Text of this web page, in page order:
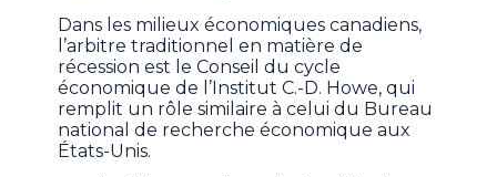
Dans les milieux économiques canadiens,
l’arbitre traditionnel en matière de
récession est le Conseil du cycle
économique de l’Institut C.-D. Howe, qui
remplit un rôle similaire à celui du Bureau
national de recherche économique aux
États-Unis.